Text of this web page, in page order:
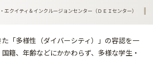
エクイティ＆インクルージョンセンター（ＤＥＩセンター）
「多様性（ダイバーシティ）」の容認を一
籍、年齢などにかかわらず、多様な学生・